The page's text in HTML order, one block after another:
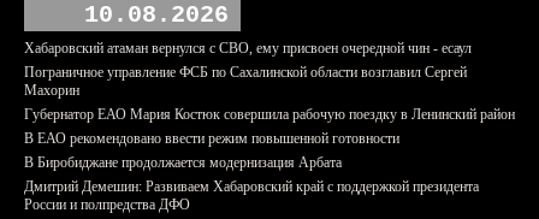
10.08.2026
Хабаровский атаман вернулся с СВО, ему присвоен очередной чин - есаул
Пограничное управление ФСБ по Сахалинской области возглавил Сергей
Махорин
Губернатор ЕАО Мария Костюк совершила рабочую поездку в Ленинский район
В ЕАО рекомендовано ввести режим повышенной готовности
В Биробиджане продолжается модернизация Арбата
Дмитрий Демешин: Развиваем Хабаровский край с поддержкой президента
России и полпредства ДФО